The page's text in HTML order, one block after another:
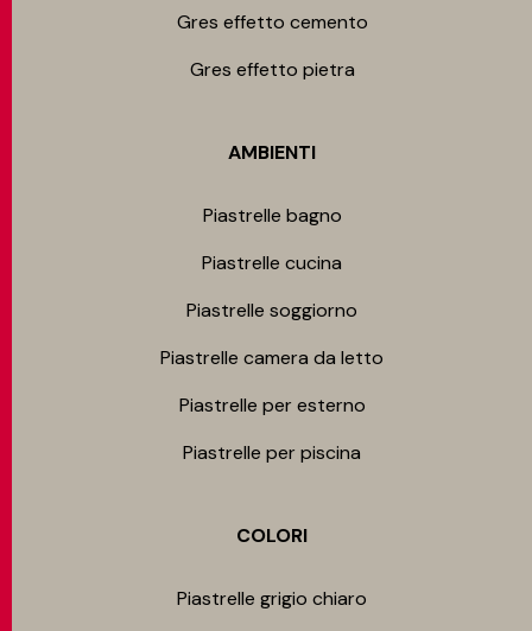
Gres effetto cemento
Gres effetto pietra
AMBIENTI
Piastrelle bagno
Piastrelle cucina
Piastrelle soggiorno
Piastrelle camera da letto
Piastrelle per esterno
Piastrelle per piscina
COLORI
Piastrelle grigio chiaro